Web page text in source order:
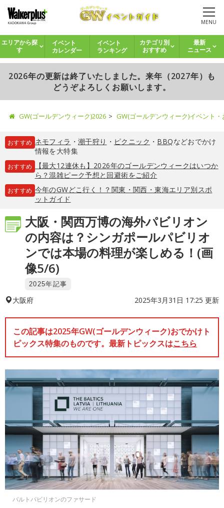
MENU
エリアから探
す
イベント
カレンダー
イベント
ランキング
カテゴリ別
おすすめ
最新
ニュース
2026年の更新は終了いたしました。来年（2027年）も
どうぞよろしくお願いします。
GW(ゴールデンウィーク)2026 GW(ゴールデンウィーク)イベント
おすすめ ネモフィラ ・ 潮干狩り ・ ピクニック ・ BBQなどおでかけ
情報を大特集
おすすめ
【最大12連休も】2026年のゴールデンウィークはいつか
ら？混雑ピーク予想と回避術をご紹介
おすすめ 今年のGWどこ行く！？関東・関西・東海エリア別スポ
ットガイド
大阪・関西万博の海外パビリオン
の内容は？シンガポールパビリオ
ンでは本場の料理が楽しめる！(画
像5/6)
2025年記事
大阪府 2025年3月31日 17:25 更新
この記事は2025年GW(ゴールデンウィーク)おでかけト
ピックス特集のものです。最新トピックスはこちら
バルトパビリオンのファサード